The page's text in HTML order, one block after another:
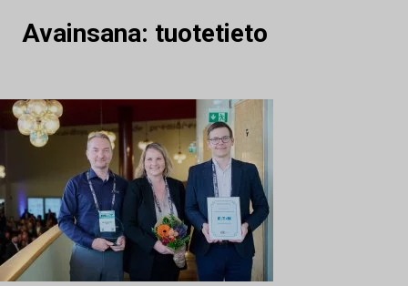
Avainsana: tuotetieto